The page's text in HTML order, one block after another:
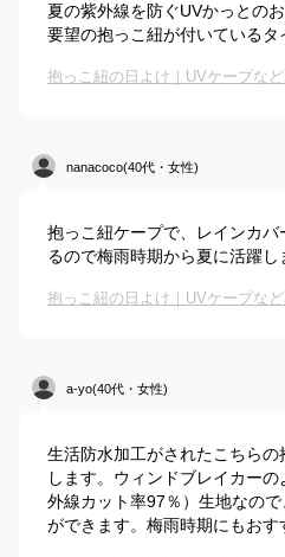
夏の紫外線を防ぐUVかっとの
要望の抱っこ紐が付いているタ
nanacoco(40代・女性)
抱っこ紐ケープで、レインカバ
るので梅雨時期から夏に活躍し
a-yo(40代・女性)
生活防水加工がされたこちら
します。ウィンドブレイカー
外線カット率97％）生地なの
ができます。梅雨時期にもおす